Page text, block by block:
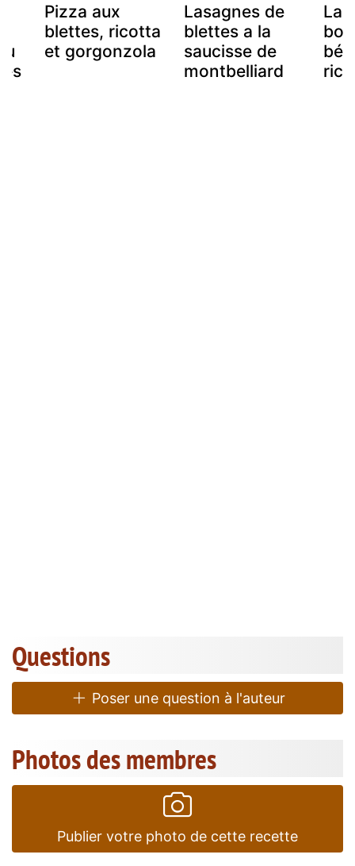
Pizza aux
blettes, ricotta
et gorgonzola
Lasagnes de
blettes a la
saucisse de
montbelliard
Questions
Poser une question à l'auteur
Photos des membres
Publier votre photo de cette recette